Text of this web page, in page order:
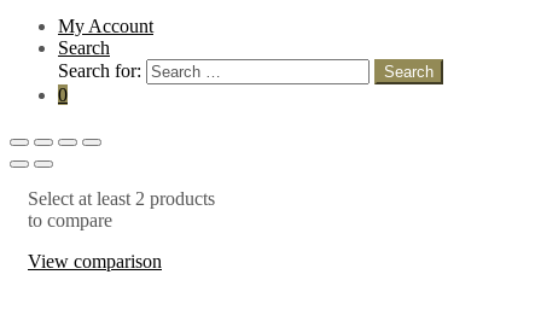
My Account
Search
Search for:
Search
0
Select at least 2 products
to compare
View comparison